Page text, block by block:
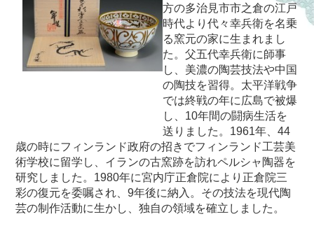
方の多治見市市之倉の江戸
時代より代々幸兵衛を名乗
る窯元の家に生まれまし
た。父五代幸兵衛に師事
し、美濃の陶芸技法や中国
の陶技を習得。太平洋戦争
では終戦の年に広島で被爆
し、10年間の闘病生活を
送りました。1961年、44
歳の時にフィンランド政府の招きでフィンランド工芸美
術学校に留学し、イランの古窯跡を訪れペルシャ陶器を
研究しました。1980年に宮内庁正倉院により正倉院三
彩の復元を委嘱され、9年後に納入。その技法を現代陶
芸の制作活動に生かし、独自の領域を確立しました。